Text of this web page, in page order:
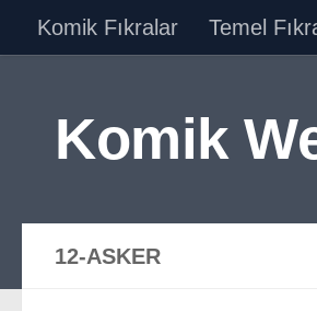
Skip to content
Komik Fıkralar Temel
Komik
12-ASKER